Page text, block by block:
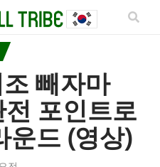
빼자마
포인트로
운드 (영상)